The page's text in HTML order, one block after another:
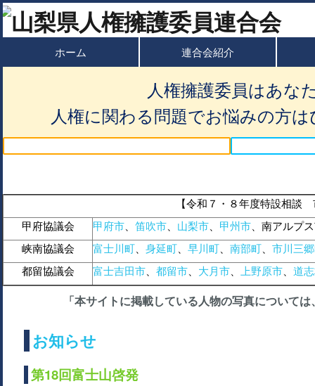
ホーム 連合会紹介
人権擁護委員はあな
人権に関わる問題でお悩みの方
【令和７・８年度特設相談
甲府協議会
甲府市 笛吹市 山梨市 甲州市 、南アルプ
峡南協議会
富士川町 身延町 早川町 南部町
市川三
都留協議会
富士吉田市 都留市 大月市 上野原市 道
「本サイトに掲載している人物の写真について
お知らせ
第18回富士山啓発